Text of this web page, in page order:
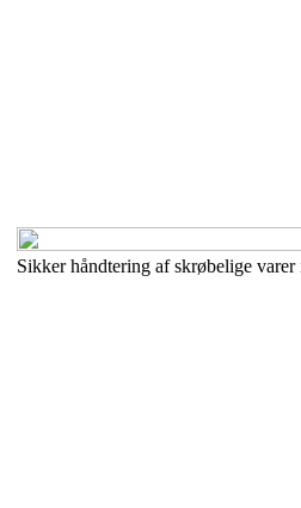
Sikker håndtering af skrøbelige varer